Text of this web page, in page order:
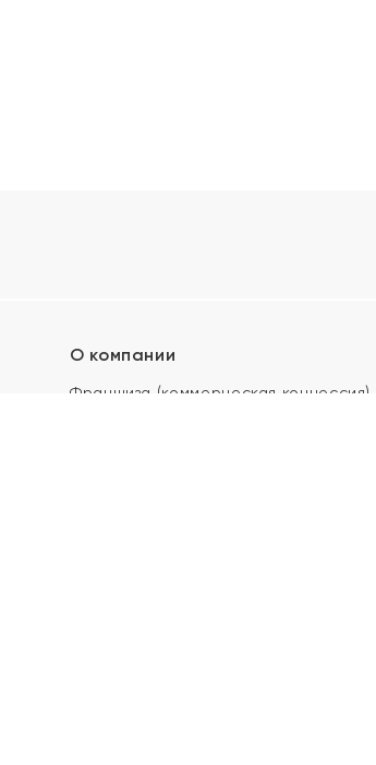
О компании
Франшиза (коммерческая концессия)